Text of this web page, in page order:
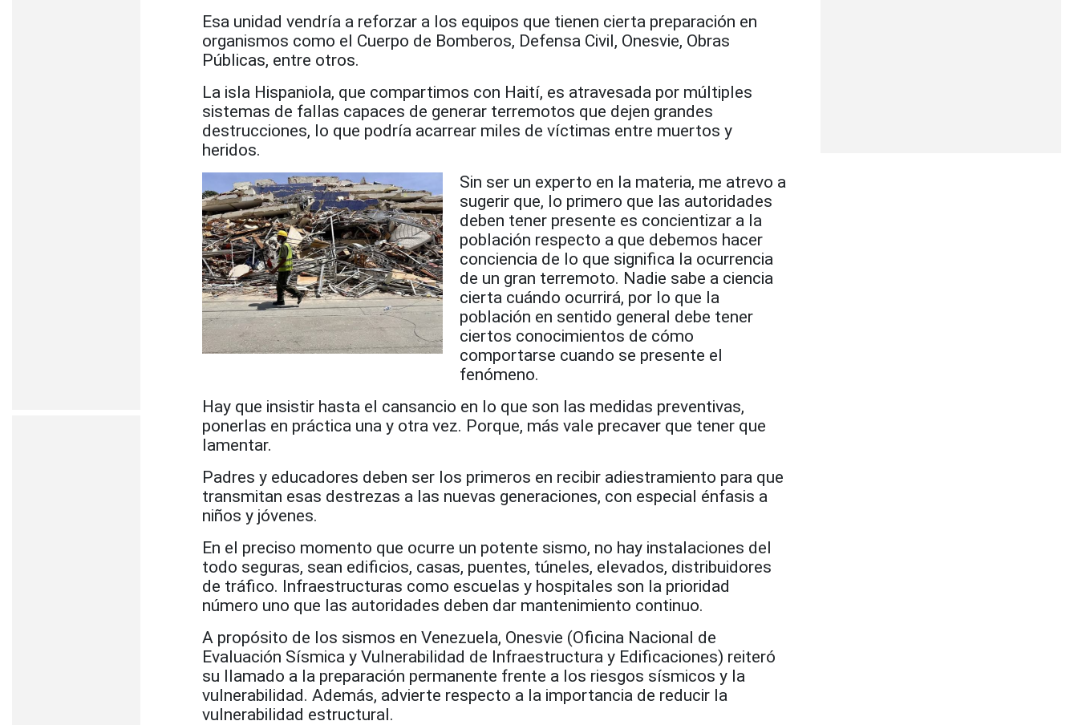
Esa unidad vendría a reforzar a los equipos que tienen cierta preparación en
organismos como el Cuerpo de Bomberos, Defensa Civil, Onesvie, Obras
Públicas, entre otros.
La isla Hispaniola, que compartimos con Haití, es atravesada por múltiples
sistemas de fallas capaces de generar terremotos que dejen grandes
destrucciones, lo que podría acarrear miles de víctimas entre muertos y
heridos.
Sin ser un experto en la materia, me atrevo a
sugerir que, lo primero que las autoridades
deben tener presente es concientizar a la
población respecto a que debemos hacer
conciencia de lo que significa la ocurrencia
de un gran terremoto. Nadie sabe a ciencia
cierta cuándo ocurrirá, por lo que la
población en sentido general debe tener
ciertos conocimientos de cómo
comportarse cuando se presente el
fenómeno.
Hay que insistir hasta el cansancio en lo que son las medidas preventivas,
ponerlas en práctica una y otra vez. Porque, más vale precaver que tener que
lamentar.
Padres y educadores deben ser los primeros en recibir adiestramiento para que
transmitan esas destrezas a las nuevas generaciones, con especial énfasis a
niños y jóvenes.
En el preciso momento que ocurre un potente sismo, no hay instalaciones del
todo seguras, sean edificios, casas, puentes, túneles, elevados, distribuidores
de tráfico. Infraestructuras como escuelas y hospitales son la prioridad
número uno que las autoridades deben dar mantenimiento continuo.
A propósito de los sismos en Venezuela, Onesvie (Oficina Nacional de
Evaluación Sísmica y Vulnerabilidad de Infraestructura y Edificaciones) reiteró
su llamado a la preparación permanente frente a los riesgos sísmicos y la
vulnerabilidad. Además, advierte respecto a la importancia de reducir la
vulnerabilidad estructural.